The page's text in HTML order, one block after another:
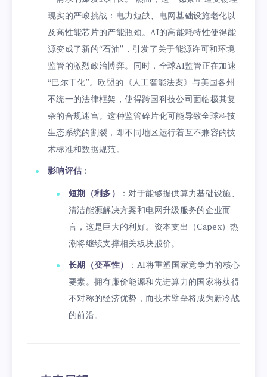
现实的严峻挑战：电力短缺、电网基础设施老化以
及高性能芯片的产能瓶颈。AI的高能耗特性使得能
源变成了新的“石油”，引发了关于能源许可和环境
监管的激烈政治博弈。同时，全球AI监管正在加速
“巴尔干化”。欧盟的《人工智能法案》与美国各州
不统一的法律框架，使得跨国科技公司面临极其复
杂的合规迷宫。这种监管碎片化可能导致全球科技
生态系统的割裂，即不同地区运行着互不兼容的技
术标准和数据规范。
影响评估 ：
短期（利多）
：对于能够提供算力基础设施、
清洁能源解决方案和电网升级服务的企业而
言，这是巨大的利好。资本支出（Capex）热
潮将继续支撑相关板块股价。
长期（变革性）
：AI将重塑国家竞争力的核心
要素。拥有廉价能源和先进算力的国家将获得
不对称的经济优势，而技术壁垒将成为新冷战
的前沿。